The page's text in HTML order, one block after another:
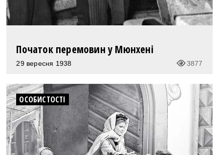
Початок перемовин у Мюнхені
29 вересня 1938 3877
ОСОБИСТОСТІ